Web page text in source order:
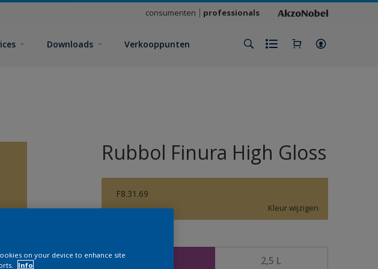
consumenten professionals
Downloads Verkooppunten
Rubbol Finura High Gloss
F8.31.69
Kleur wijzigen
2,5 L
on your device to enhance site
Info